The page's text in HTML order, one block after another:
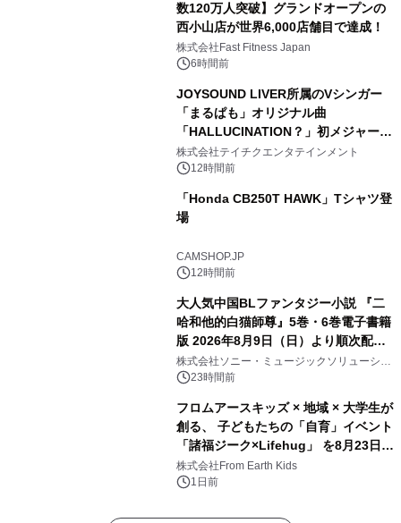
数120万人突破】グランドオープンの
西小山店が世界6,000店舗目で達成！
株式会社Fast Fitness Japan
6時間前
JOYSOUND LIVER所属のVシンガー
「まるぱも」オリジナル曲
「HALLUCINATION？」初メジャー配
信リリース決定！
株式会社テイチクエンタテインメント
12時間前
「Honda CB250T HAWK」Tシャツ登
場
CAMSHOP.JP
12時間前
大人気中国BLファンタジー小説 『二
哈和他的白猫師尊』5巻・6巻電子書籍
版 2026年8月9日（日）より順次配信
開始
株式会社ソニー・ミュージックソリューショ
ンズ23時間前
フロムアースキッズ × 地域 × 大学生が
創る、 子どもたちの「自育」イベント
「諸福ジーク×Lifehug」 を8月23日
(日)開催
株式会社From Earth Kids
1日前